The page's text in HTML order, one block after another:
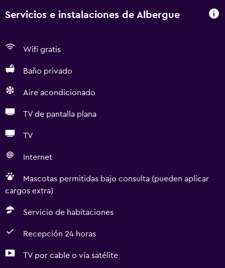
Servicios e instalaciones de Albergue
Wifi gratis
Baño privado
Aire acondicionado
TV de pantalla plana
TV
Internet
Mascotas permitidas bajo consulta (pueden aplicar
cargos extra)
Servicio de habitaciones
Recepción 24 horas
TV por cable o vía satélite